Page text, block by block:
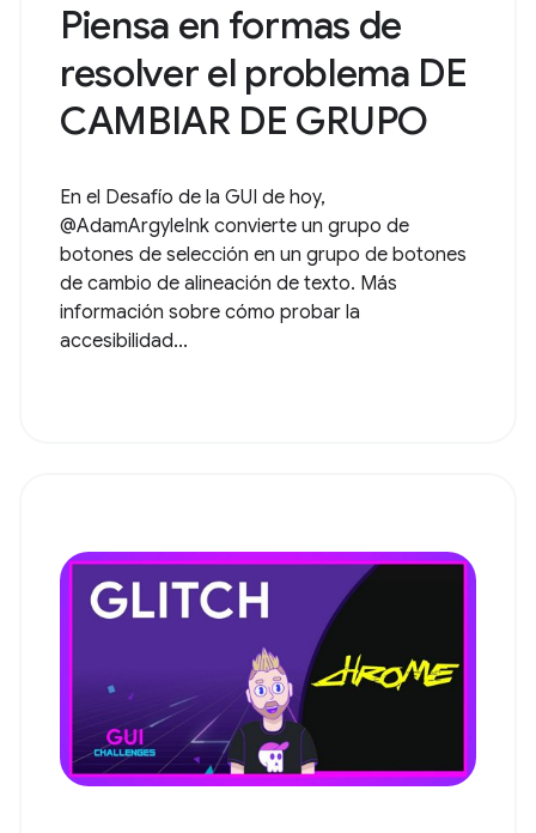
Piensa en formas de
resolver el problema DE
CAMBIAR DE GRUPO
En el Desafío de la GUI de hoy,
@AdamArgyleInk convierte un grupo de
botones de selección en un grupo de botones
de cambio de alineación de texto. Más
información sobre cómo probar la
accesibilidad...